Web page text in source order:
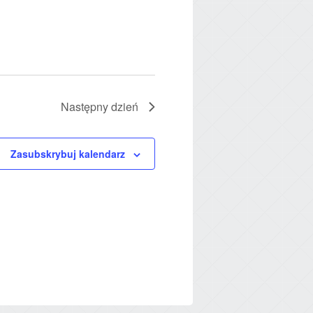
Następny dzień
Zasubskrybuj kalendarz